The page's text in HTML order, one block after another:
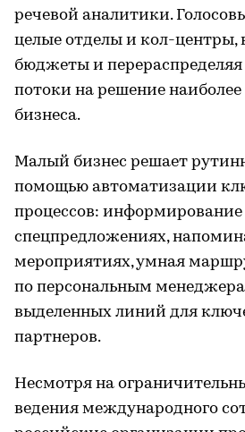
речевой аналитики.
целые отделы и кол-центры,
бюджеты и
потоки на решение наиболее
бизнеса.
Малый бизнес решает
помощью автоматизации
процессов:
спецпредложениях,
мероприятиях, умная
по персональным
выделенных линий для
партнеров.
Несмотря на
ведения международного